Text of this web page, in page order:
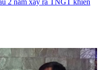
2 năm xảy ra TNGT khiến